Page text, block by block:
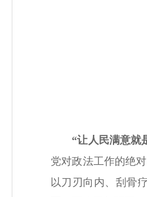
“让人民满意就
党对政法工作的绝
以刀刃向内、刮骨